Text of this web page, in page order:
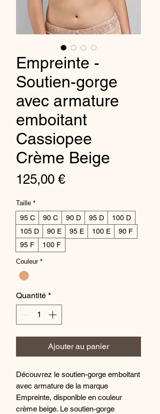
Empreinte -
Soutien-gorge
avec armature
emboitant
Cassiopee
Crème Beige
125,00 €Prix
Taille *
95 C 90 C 90 D 95 D
100 D
105 D
90 E 95 E 100 E
90 F
95 F
100 F
Couleur *
Quantité *
Ajouter au panier
Découvrez le soutien-gorge emboitant
avec armature de la marque
Empreinte, disponible en couleur
crème beige. Le soutien-gorge